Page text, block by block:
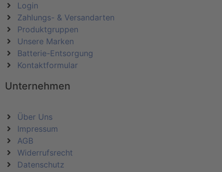
Login
Zahlungs- & Versandarten
Produktgruppen
Unsere Marken
Batterie-Entsorgung
Kontaktformular
Unternehmen
Über Uns
Impressum
AGB
Widerrufsrecht
Datenschutz